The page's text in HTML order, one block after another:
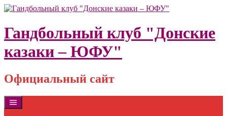
Skip
content
Гандбольный клуб "Донские
казаки – ЮФУ"
Официальный сайт